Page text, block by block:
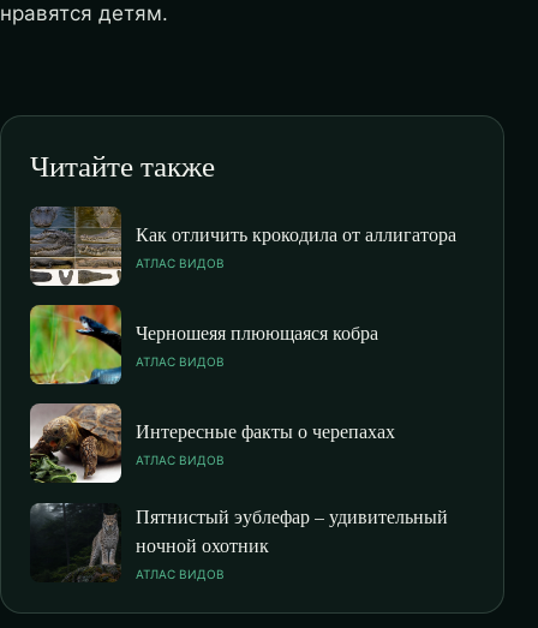
нравятся детям.
Читайте также
Как отличить крокодила от аллигатора
АТЛАС ВИДОВ
Черношеяя плюющаяся кобра
АТЛАС ВИДОВ
Интересные факты о черепахах
АТЛАС ВИДОВ
Пятнистый эублефар – удивительный
ночной охотник
АТЛАС ВИДОВ